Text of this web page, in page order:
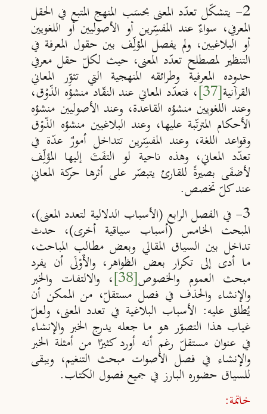
2- يتشكّل تعدّد المعنى بحسَب المنهج المتبع في الحقل
المعرفي، سواءٌ عند المفسِّرين أو الأصوليين أو اللغويين
أو البلاغيين، ولم يفصل المؤلِّف بين حقول المعرفة في
التنظير لمصطلح تعدّد المعنى، حيث لكلّ حقل معرفي
حدوده المعرفية وطرائقه المنهجية التي تثوِّر المعاني
القرآنية[37] ، فتعدّد المعاني عند النقّاد منشؤه الذّوْق،
وعند اللغويين منشؤه القاعدة، وعند الأصوليين منشؤه
الأحكام المترتّبة عليها، وعند البلاغيين منشؤه الذّوْق
وقواعد اللغة، وعند المفسِّرين تتداخل أمورٌ عدّة في
تعدّد المعاني، وهذه ناحية لو التفَتَ إليها المؤلِّف
لأضفَى بصيرةً للقارئ يتبصّر على أثرها حركة المعاني
عند كلّ تخصص.
3- في الفصل الرابع (الأسباب الدلالية لتعدد المعنى)،
المبحث الخامس (أسباب سياقية أخرى)، حدث
تداخل بين السياق المقالي وبعض مطالب المباحث،
ما أدى إلى تكرار بعض الظواهر، والأَوْلَى أن يفرد
مبحث العموم والخصوص[38] ، والالتفات والخبر
والإنشاء والحذف في فصل مستقلّ، من الممكن أن
يُطلق عليه: الأسباب البلاغية في تعدد المعنى، ولعلّ
غياب هذا التصوّر هو ما جعله يدرج الخبر والإنشاء
في عنوان مستقلّ رغم أنه أورد كثيرًا من أمثلة الخبر
والإنشاء في فصل الأصوات مبحث التنغيم، ويبقى
للسياق حضوره البارز في جميع فصول الكتاب.
خاتمة: